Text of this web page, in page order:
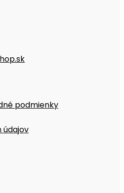
podmienkyOpens
údajovOpens